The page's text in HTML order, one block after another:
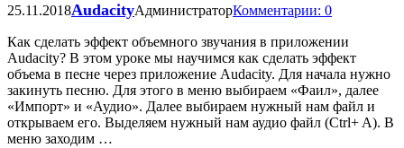
25.11.2018AudacityАдминистраторКомментарии: 0
Как сделать эффект объемного звучания в приложении
Audacity? В этом уроке мы научимся как сделать эффект
объема в песне через приложение Audacity. Для начала нужно
закинуть песню. Для этого в меню выбираем «Фаил», далее
«Импорт» и «Аудио». Далее выбираем нужный нам файл и
открываем его. Выделяем нужный нам аудио файл (Ctrl+ A). В
меню заходим …